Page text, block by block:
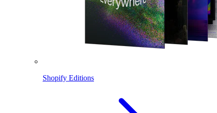
Shopify Editions